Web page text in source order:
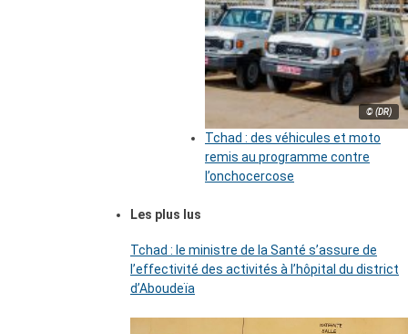
© (DR)
Tchad : des véhicules et moto
remis au programme contre
l’onchocercose
Les plus lus
Tchad : le ministre de la Santé s’assure de
l’effectivité des activités à l’hôpital du district
d’Aboudeïa